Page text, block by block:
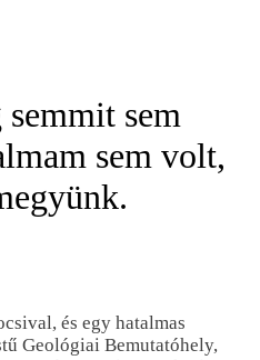
sem
sem volt,
és egy hatalmas
Geológiai Bemutatóhely,